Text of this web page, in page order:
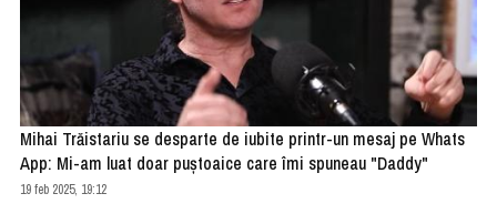
Mihai Trăistariu se desparte de iubite printr-un mesaj pe Whats
App: Mi-am luat doar puștoaice care îmi spuneau "Daddy"
19 feb 2025, 19:12